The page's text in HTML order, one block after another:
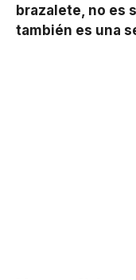
brazalete, no es
también es una